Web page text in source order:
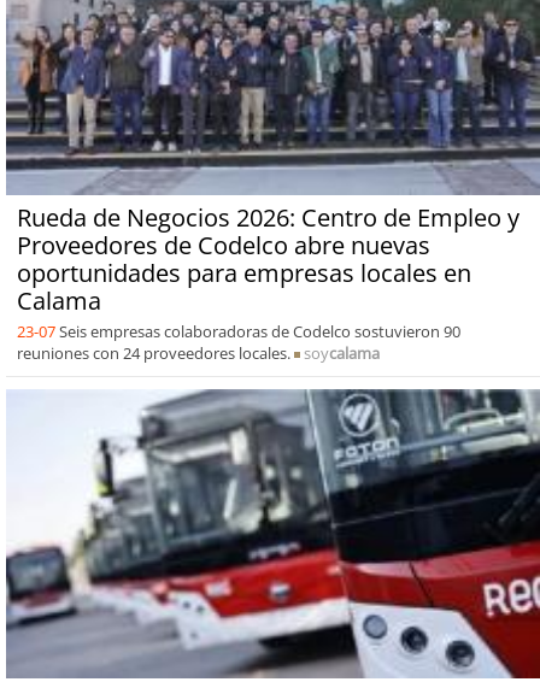
Rueda de Negocios 2026: Centro de Empleo y
Proveedores de Codelco abre nuevas
oportunidades para empresas locales en
Calama
23-07Seis empresas colaboradoras de Codelco sostuvieron 90
reuniones con 24 proveedores locales.
soycalama